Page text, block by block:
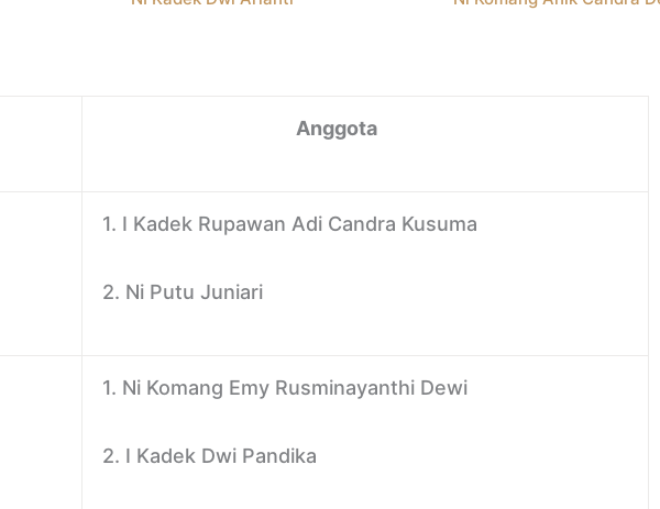
Anggota
1. I Kadek Rupawan Adi Candra Kusuma
2. Ni Putu Juniari
1. Ni Komang Emy Rusminayanthi Dewi
2. I Kadek Dwi Pandika